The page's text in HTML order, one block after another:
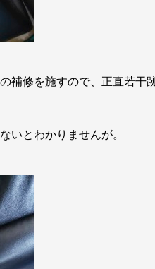
補修を施すので、正直若干
いとわかりませんが。